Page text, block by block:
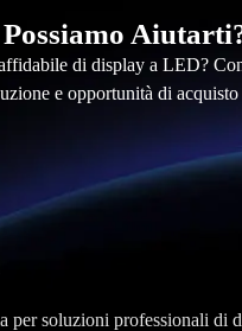
di display a LED?
e opportunità di
per soluzioni professionali di